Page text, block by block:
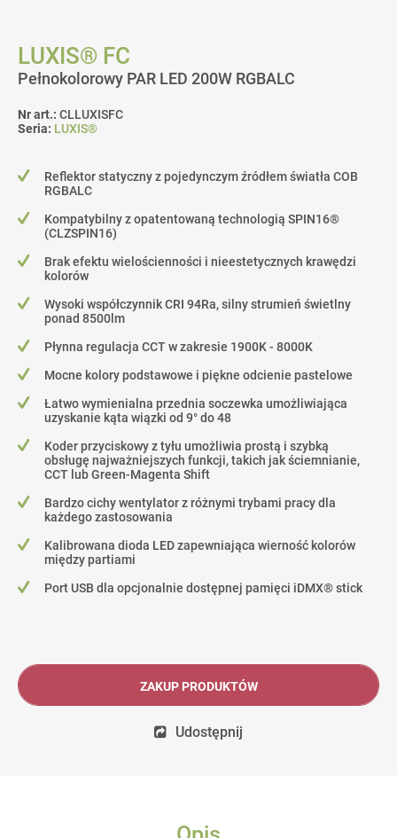
LUXIS® FC
Pełnokolorowy PAR LED 200W RGBALC
Nr art.: CLLUXISFC
Seria: LUXIS®
Reflektor statyczny z pojedynczym źródłem światła COB
RGBALC
Kompatybilny z opatentowaną technologią SPIN16®
(CLZSPIN16)
Brak efektu wielościenności i nieestetycznych krawędzi
kolorów
Wysoki współczynnik CRI 94Ra, silny strumień świetlny
ponad 8500lm
Płynna regulacja CCT w zakresie 1900K - 8000K
Mocne kolory podstawowe i piękne odcienie pastelowe
Łatwo wymienialna przednia soczewka umożliwiająca
uzyskanie kąta wiązki od 9° do 48
Koder przyciskowy z tyłu umożliwia prostą i szybką
obsługę najważniejszych funkcji, takich jak ściemnianie,
CCT lub Green-Magenta Shift
Bardzo cichy wentylator z różnymi trybami pracy dla
każdego zastosowania
Kalibrowana dioda LED zapewniająca wierność kolorów
między partiami
Port USB dla opcjonalnie dostępnej pamięci iDMX® stick
ZAKUP PRODUKTÓW
Udostępnij